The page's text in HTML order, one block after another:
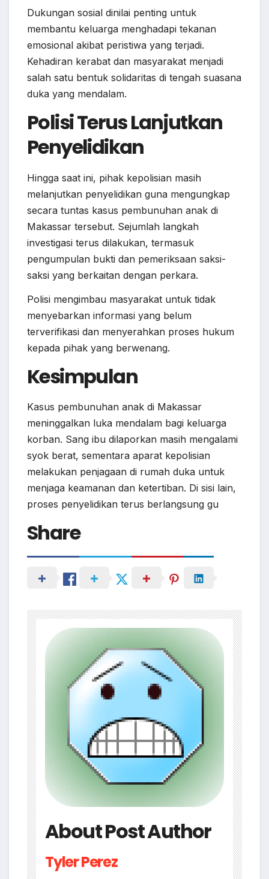
Dukungan sosial dinilai penting untuk
membantu keluarga menghadapi tekanan
emosional akibat peristiwa yang terjadi.
Kehadiran kerabat dan masyarakat menjadi
salah satu bentuk solidaritas di tengah suasana
duka yang mendalam.
Polisi Terus Lanjutkan
Penyelidikan
Hingga saat ini, pihak kepolisian masih
melanjutkan penyelidikan guna mengungkap
secara tuntas kasus pembunuhan anak di
Makassar tersebut. Sejumlah langkah
investigasi terus dilakukan, termasuk
pengumpulan bukti dan pemeriksaan saksi-
saksi yang berkaitan dengan perkara.
Polisi mengimbau masyarakat untuk tidak
menyebarkan informasi yang belum
terverifikasi dan menyerahkan proses hukum
kepada pihak yang berwenang.
Kesimpulan
Kasus pembunuhan anak di Makassar
meninggalkan luka mendalam bagi keluarga
korban. Sang ibu dilaporkan masih mengalami
syok berat, sementara aparat kepolisian
melakukan penjagaan di rumah duka untuk
menjaga keamanan dan ketertiban. Di sisi lain,
proses penyelidikan terus berlangsung gu
Share
About Post Author
Tyler Perez